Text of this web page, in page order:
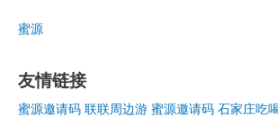
蜜源
友情链接
蜜源邀请码 联联周边游 蜜源邀请码 石家庄吃